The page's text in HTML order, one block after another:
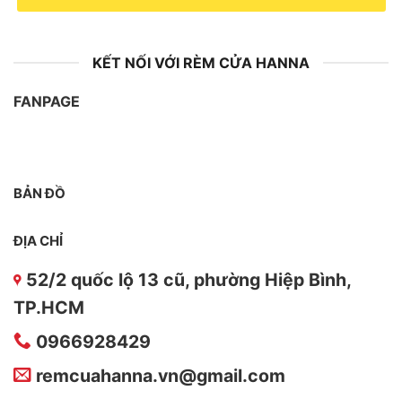
KẾT NỐI VỚI RÈM CỬA HANNA
FANPAGE
BẢN ĐỒ
ĐỊA CHỈ
52/2 quốc lộ 13 cũ, phường Hiệp Bình,
TP.HCM
0966928429
remcuahanna.vn@gmail.com